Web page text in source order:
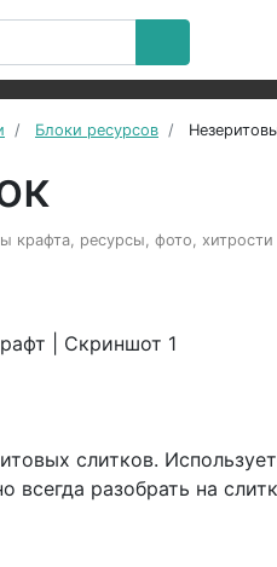
Блоки ресурсов
крафта, ресурсы, фото,
слитков.
всегда разобрать на